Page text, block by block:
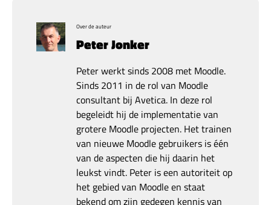
Over de auteur
Peter Jonker
Peter werkt sinds 2008 met Moodle.
Sinds 2011 in de rol van Moodle
consultant bij Avetica. In deze rol
begeleidt hij de implementatie van
grotere Moodle projecten. Het trainen
van nieuwe Moodle gebruikers is één
van de aspecten die hij daarin het
leukst vindt. Peter is een autoriteit op
het gebied van Moodle en staat
bekend om zijn gedegen kennis van